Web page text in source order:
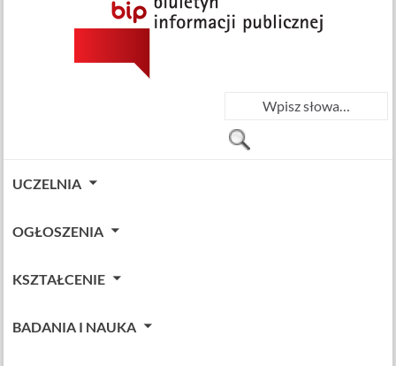
UCZELNIA
OGŁOSZENIA
KSZTAŁCENIE
BADANIA I NAUKA